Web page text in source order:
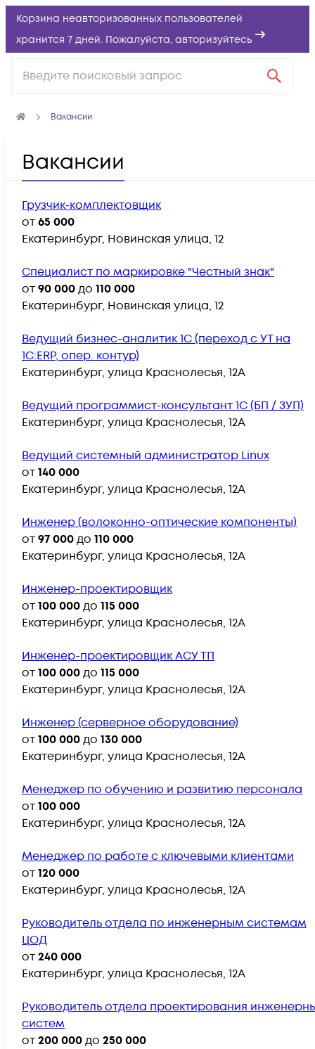
Корзина неавторизованных пользователей
хранится 7 дней. Пожалуйста, авторизуйтесь
Вакансии
Вакансии
Грузчик-комплектовщик
от65 000
Екатеринбург, Новинская улица, 12
Специалист по маркировке "Честный знак"
от90 000до 110 000
Екатеринбург, Новинская улица, 12
Ведущий бизнес-аналитик 1С (переход с УТ на
1С:ERP, опер. контур)
Екатеринбург, улица Краснолесья, 12А
Ведущий программист-консультант 1С (БП / ЗУП)
Екатеринбург, улица Краснолесья, 12А
Ведущий системный администратор Linux
от140 000
Екатеринбург, улица Краснолесья, 12А
Инженер (волоконно-оптические компоненты)
от97 000до 110 000
Екатеринбург, улица Краснолесья, 12А
Инженер-проектировщик
от100 000до 115 000
Екатеринбург, улица Краснолесья, 12А
Инженер-проектировщик АСУ ТП
от100 000до 115 000
Екатеринбург, улица Краснолесья, 12А
Инженер (серверное оборудование)
от100 000до 130 000
Екатеринбург, улица Краснолесья, 12А
Менеджер по обучению и развитию персонала
от100 000
Екатеринбург, улица Краснолесья, 12А
Менеджер по работе с ключевыми клиентами
от120 000
Екатеринбург, улица Краснолесья, 12А
Руководитель отдела по инженерным системам
ЦОД
от240 000
Екатеринбург, улица Краснолесья, 12А
Руководитель отдела проектирования
систем
от200 000до 250 000